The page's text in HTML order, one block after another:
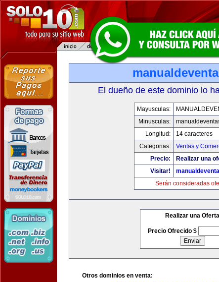
El dueño de este dominio lo
Mayusculas:
Minusculas:
Longitud:
14 caracteres
Categorias:
Ventas y
Precio:
Realizar una
Visitar!
Serán consideradas
Realizar una Oferta
Precio Ofrecido $
Otros dominios en venta: